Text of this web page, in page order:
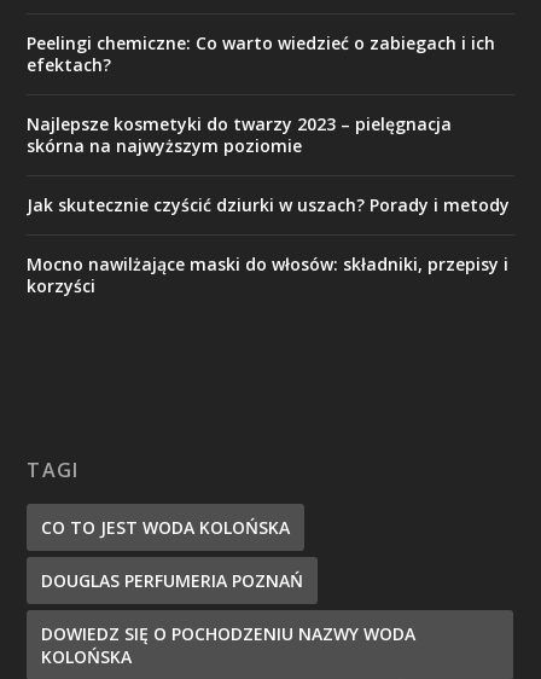
Peelingi chemiczne: Co warto wiedzieć o zabiegach i ich
efektach?
Najlepsze kosmetyki do twarzy 2023 – pielęgnacja
skórna na najwyższym poziomie
Jak skutecznie czyścić dziurki w uszach? Porady i metody
Mocno nawilżające maski do włosów: składniki, przepisy i
korzyści
TAGI
CO TO JEST WODA KOLOŃSKA
DOUGLAS PERFUMERIA POZNAŃ
DOWIEDZ SIĘ O POCHODZENIU NAZWY WODA
KOLOŃSKA